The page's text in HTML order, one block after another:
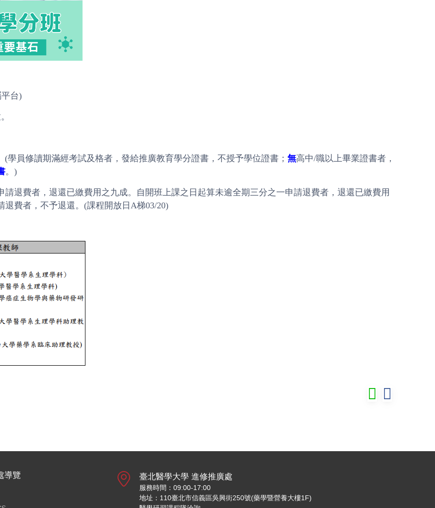
台)
學員修讀期滿經考試及格者，發給推廣教育學分證書，不授予學位證書； 無高中/職以上畢業證書者，
。)
退費者，退還已繳費用之九成。自開班上課之日起算未逾全期三分之一申請退費者，退還已繳費用
費者，不予退還。(課程開放日A梯03/20)
導覽 臺北醫學大學 進修推廣處
服務時間：09:00-17:00
地址：110臺北市信義區吳興街250號(藥學暨營養大樓1F)